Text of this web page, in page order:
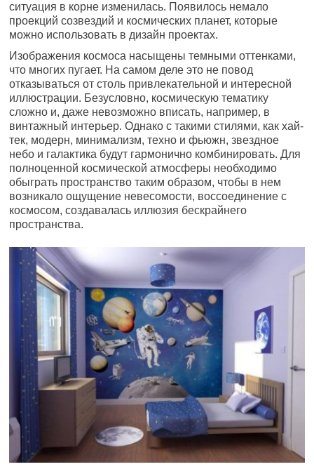
ситуация в корне изменилась. Появилось немало
проекций созвездий и космических планет, которые
можно использовать в дизайн проектах.
Изображения космоса насыщены темными оттенками,
что многих пугает. На самом деле это не повод
отказываться от столь привлекательной и интересной
иллюстрации. Безусловно, космическую тематику
сложно и, даже невозможно вписать, например, в
винтажный интерьер. Однако с такими стилями, как хай-
тек, модерн, минимализм, техно и фьюжн, звездное
небо и галактика будут гармонично комбинировать. Для
полноценной космической атмосферы необходимо
обыграть пространство таким образом, чтобы в нем
возникало ощущение невесомости, воссоединение с
космосом, создавалась иллюзия бескрайнего
пространства.